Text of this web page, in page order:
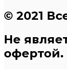
© 2021
Не
офертой.